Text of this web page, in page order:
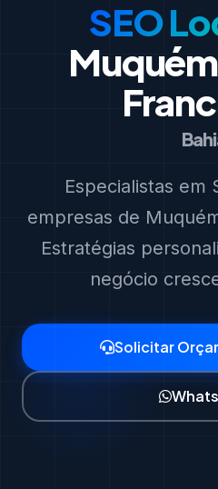
SEO
Especialistas em
empresas de
Estratégias
negócio
Solicitar